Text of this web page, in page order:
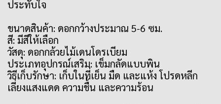
ประทับใจ
ขนาดสินค้า: ดอกกว้างประมาณ 5-6 ซม.
สี: มีสีให้เลือก
วัสดุ: ดอกกล้วยไม้เดนโดรเบียม
ประเภทอุปกรณ์เสริม: เข็มกลัดแบบพิน
วิธีเก็บรักษา: เก็บในที่เย็น มืด และแห้ง โปรดหลีก
เลี่ยงแสงแดด ความชื้น และความร้อน